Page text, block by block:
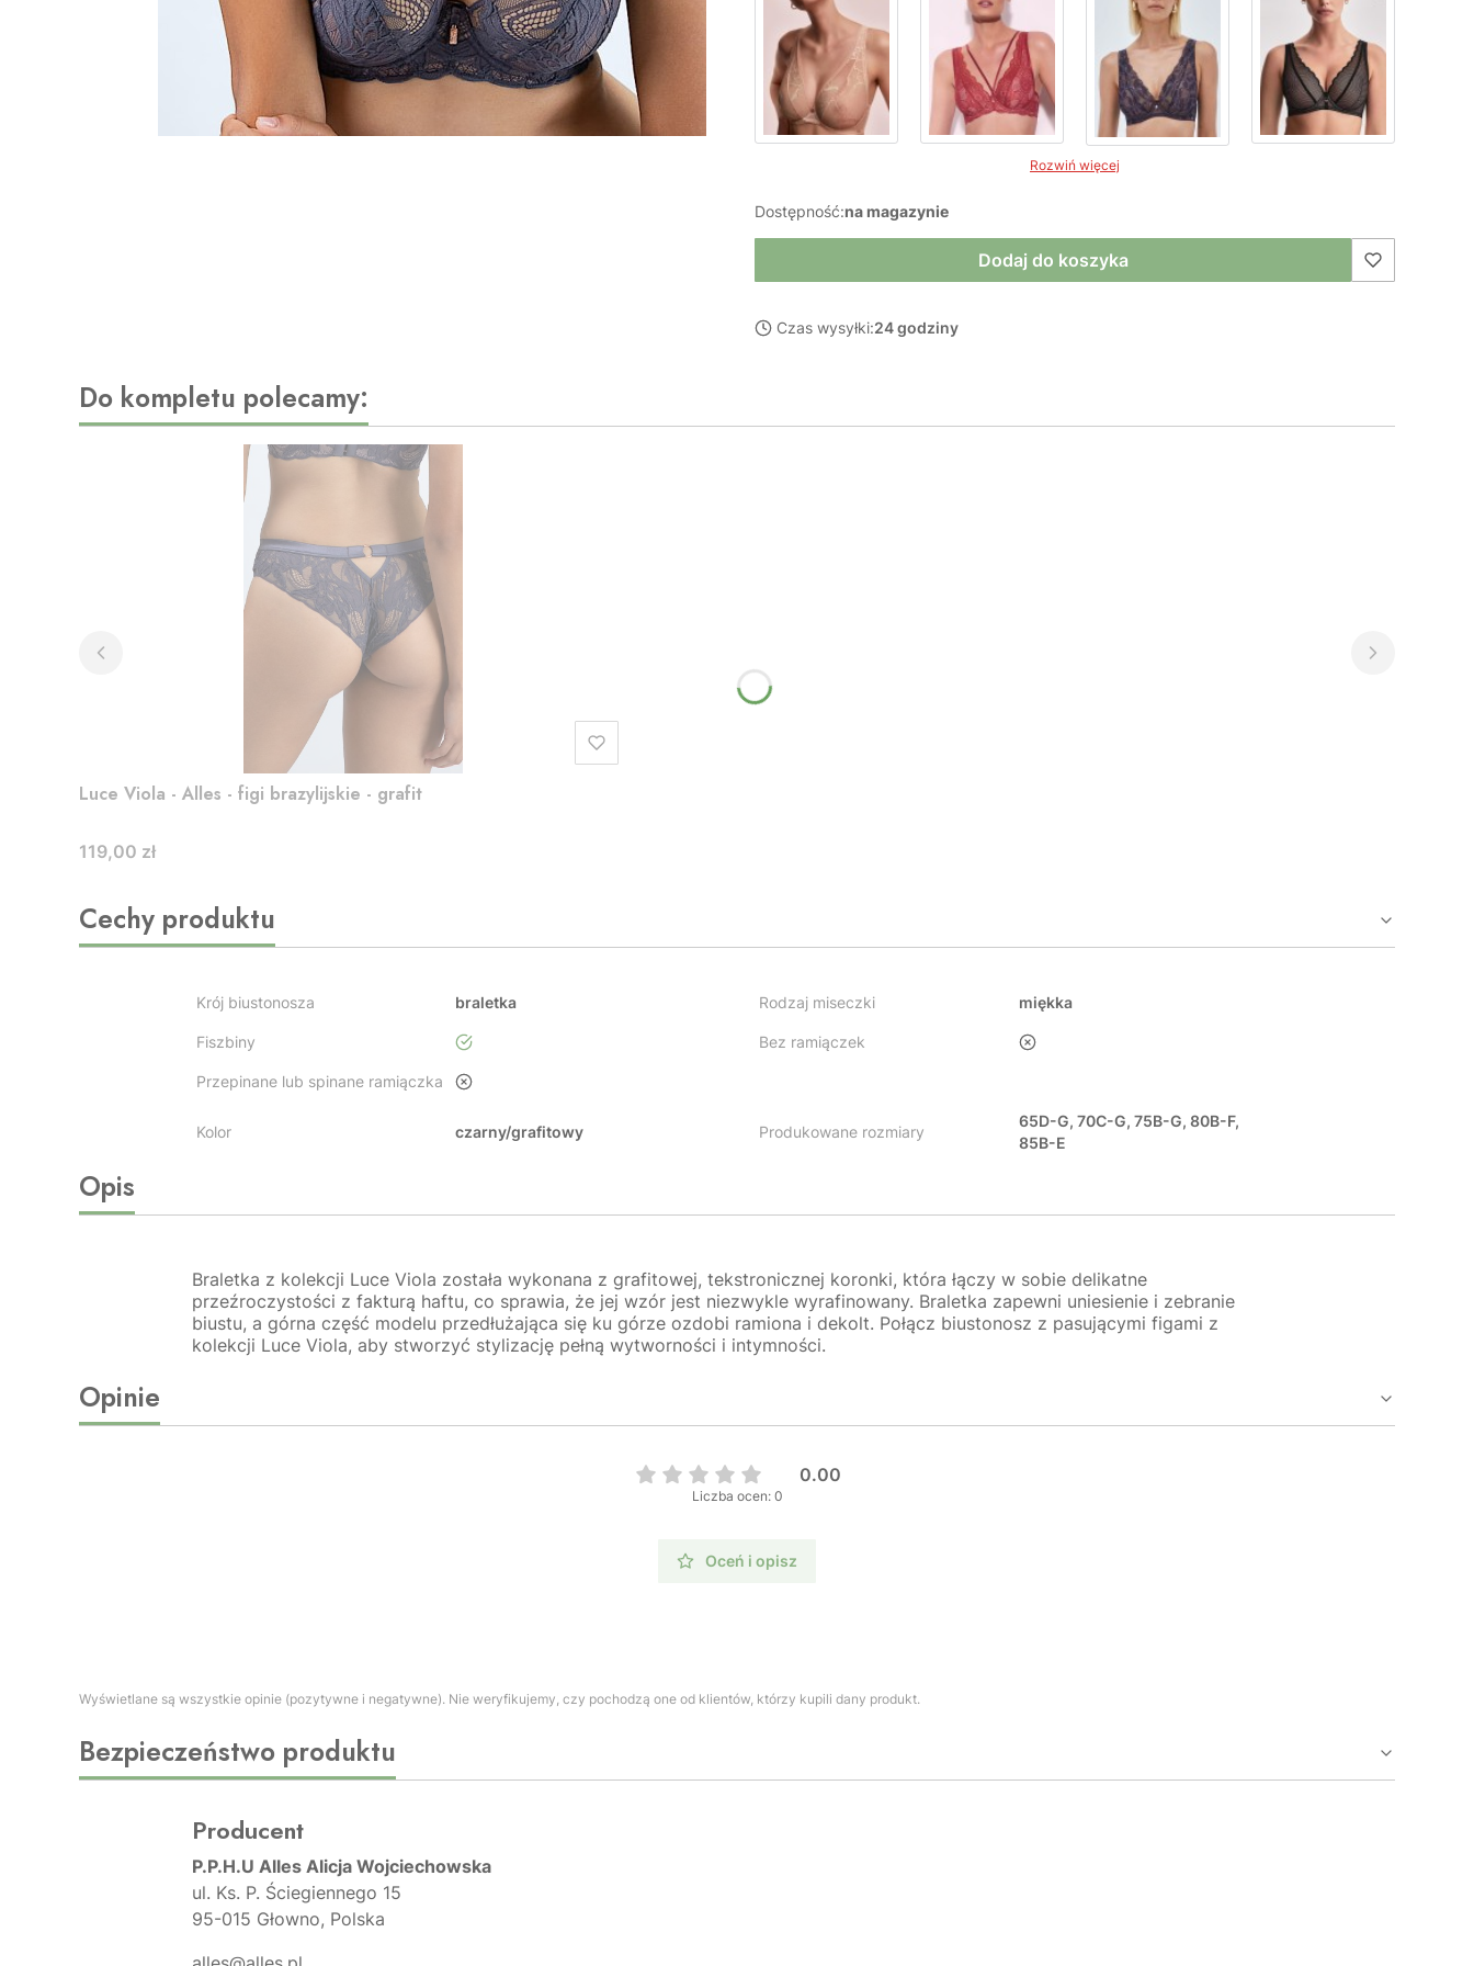
Rozwiń więcej
Dostępność:na magazynie
Dodaj do koszyka
Czas wysyłki:24 godziny
Do kompletu polecamy:
Luce Viola - Alles - figi brazylijskie - grafit
Cena
119,00 zł
Cechy produktu
Krój biustonosza braletka Rodzaj miseczki miękka
Fiszbiny tak Bez ramiączek nie
Przepinane lub spinane ramiączka nie
Kolor czarny/grafitowy Produkowane rozmiary
65D-G, 70C-G, 75B-G, 80B-F,
85B-E
Opis
Braletka z kolekcji Luce Viola została wykonana z grafitowej, tekstronicznej koronki, która łączy w sobie delikatne
przeźroczystości z fakturą haftu, co sprawia, że jej wzór jest niezwykle wyrafinowany. Braletka zapewni uniesienie i zebranie
biustu, a górna część modelu przedłużająca się ku górze ozdobi ramiona i dekolt. Połącz biustonosz z pasującymi figami z
kolekcji Luce Viola, aby stworzyć stylizację pełną wytworności i intymności.
Opinie
0.00
Liczba ocen: 0
Oceń i opisz
Wyświetlane są wszystkie opinie (pozytywne i negatywne). Nie weryfikujemy, czy pochodzą one od klientów, którzy kupili dany produkt.
Bezpieczeństwo produktu
Producent
P.P.H.U Alles Alicja Wojciechowska
ul. Ks. P. Ściegiennego 15
95-015 Głowno, Polska